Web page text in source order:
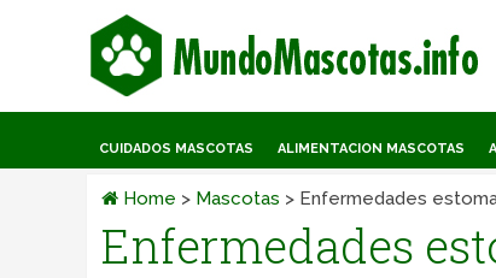
CUIDADOS MASCOTAS ALIMENTACION MASCOTAS
Home > Mascotas > Enfermedades
Enfermedades